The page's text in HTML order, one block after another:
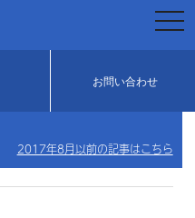
お問い合わせ
2017年8月以前の記事はこちら